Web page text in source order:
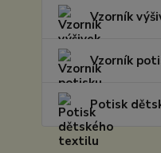
Vzorník
Vzorník
Potisk